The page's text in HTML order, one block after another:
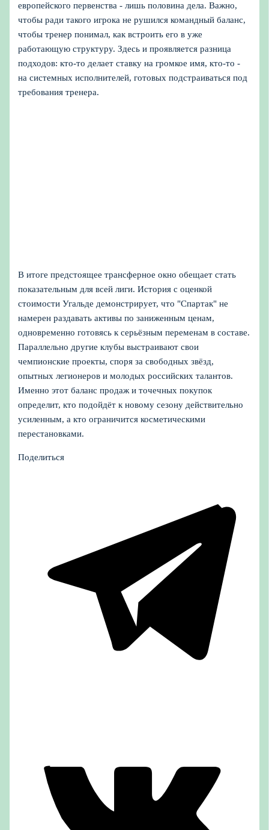
европейского первенства - лишь половина дела. Важно,
чтобы ради такого игрока не рушился командный баланс,
чтобы тренер понимал, как встроить его в уже
работающую структуру. Здесь и проявляется разница
подходов: кто-то делает ставку на громкое имя, кто-то -
на системных исполнителей, готовых подстраиваться под
требования тренера.
В итоге предстоящее трансферное окно обещает стать
показательным для всей лиги. История с оценкой
стоимости Угальде демонстрирует, что "Спартак" не
намерен раздавать активы по заниженным ценам,
одновременно готовясь к серьёзным переменам в составе.
Параллельно другие клубы выстраивают свои
чемпионские проекты, споря за свободных звёзд,
опытных легионеров и молодых российских талантов.
Именно этот баланс продаж и точечных покупок
определит, кто подойдёт к новому сезону действительно
усиленным, а кто ограничится косметическими
перестановками.
Поделиться